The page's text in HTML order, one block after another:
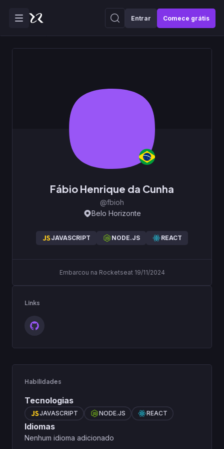
Entrar Comece grátis
Fábio Henrique da Cunha
@fbioh
Belo Horizonte
JAVASCRIPT NODE.JS REACT
Embarcou na Rocketseat 19/11/2024
Links
Habilidades
Tecnologias
JAVASCRIPT NODE.JS REACT
Idiomas
Nenhum idioma adicionado